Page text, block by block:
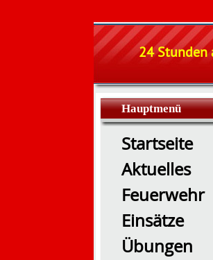
24 Stunden
Hauptmenü
Startseite
Aktuelles
Feuerwehr
Einsätze
Übungen